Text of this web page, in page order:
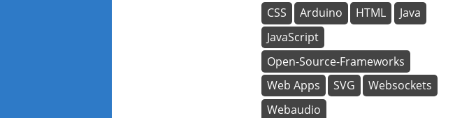
CSS Arduino HTML
Java
JavaScript
Open-Source-Frameworks
Web Apps
SVG
Websockets
Webaudio